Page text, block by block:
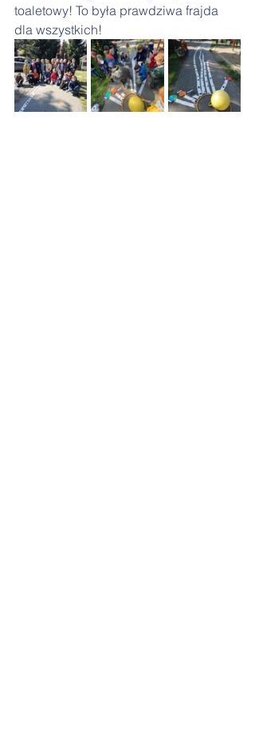
toaletowy! To była prawdziwa frajda
dla wszystkich!